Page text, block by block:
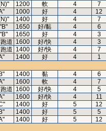
1200 軟 4
7
1000 好 4
12
1400 好 4
7
1650 好/黏 4
6
1650 好 4
3
道 1600 好/快 4
3
道 1400 好/快 4
7
1400 好 4
1
1400 黏 4
6
1600 軟 4
7
道 1600 好/快 4
5
1600 好/快 4
11
1400 好 5
12
1400 好 5
5
1400 好 5
12